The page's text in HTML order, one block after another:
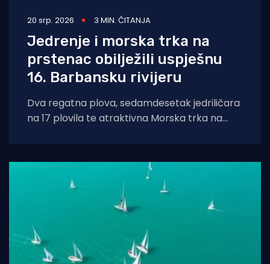
20 srp. 2026 3 MIN. ČITANJA
Jedrenje i morska trka na
prstenac obilježili uspješnu
16. Barbansku rivijeru
Dva regatna plova, sedamdesetak jedriličara
na 17 plovila te atraktivna Morska trka na